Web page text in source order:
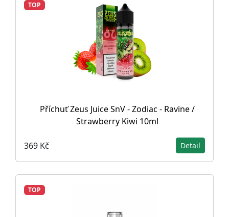
TOP
Příchuť Zeus Juice SnV - Zodiac - Ravine /
Strawberry Kiwi 10ml
369 Kč Detail
TOP